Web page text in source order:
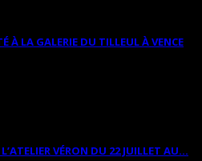
À LA GALERIE DU TILLEUL À VENCE
VÉRON DU 22 JUILLET AU...